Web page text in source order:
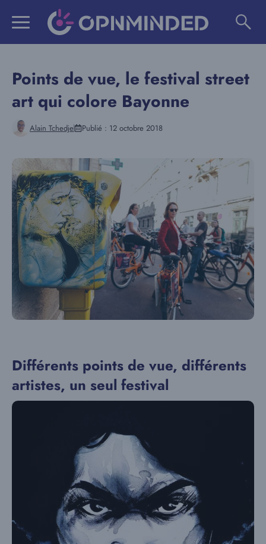
Points de vue, le festival street
art qui colore Bayonne
Alain Tchedje Publié : 12 octobre 2018
Différents points de vue, différents
artistes, un seul festival